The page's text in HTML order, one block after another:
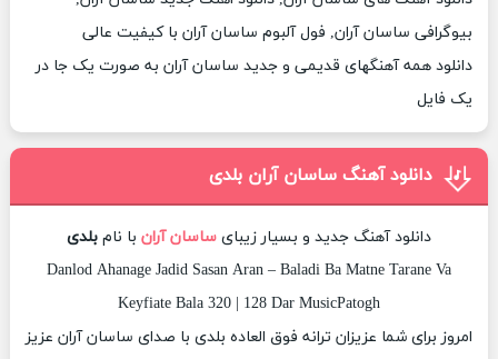
بیوگرافی ساسان آران, فول آلبوم ساسان آران با کیفیت عالی
دانلود همه آهنگهای قدیمی و جدید ساسان آران به صورت یک جا در
یک فایل
دانلود آهنگ ساسان آران بلدی
دانلود آهنگ جدید و بسیار زیبای ساسان آران با نام بلدی
Danlod Ahanage Jadid Sasan Aran – Baladi Ba Matne Tarane Va
Keyfiate Bala 320 | 128 Dar MusicPatogh
امروز برای شما عزیزان ترانه فوق العاده بلدی با صدای ساسان آران عزیز